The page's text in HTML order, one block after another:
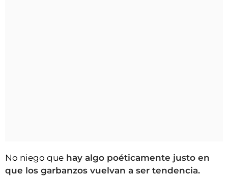
No niego que hay algo poéticamente justo en
que los garbanzos vuelvan a ser tendencia.